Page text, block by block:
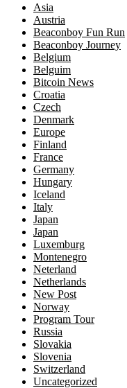
Asia
Austria
Beaconboy Fun Run
Beaconboy Journey
Belgium
Belguim
Bitcoin News
Croatia
Czech
Denmark
Europe
Finland
France
Germany
Hungary
Iceland
Italy
Japan
Japan
Luxemburg
Montenegro
Neterland
Netherlands
New Post
Norway
Program Tour
Russia
Slovakia
Slovenia
Switzerland
Uncategorized